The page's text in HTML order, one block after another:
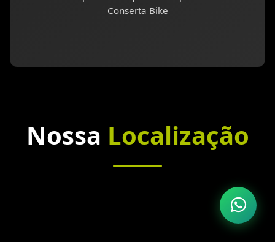
Conserta Bike
Nossa Localização